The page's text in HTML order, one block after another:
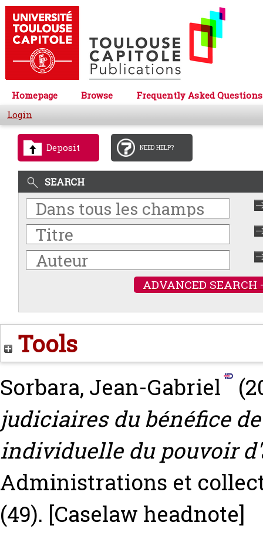
Homepage Browse
Frequently Asked Questions
Login
Deposit NEED HELP?
SEARCH
ADVANCED SEARCH
Tools
Sorbara, Jean-Gabriel
judiciaires du bénéfice
individuelle du pouvoir
Administrations et
(49). [Caselaw headnote]